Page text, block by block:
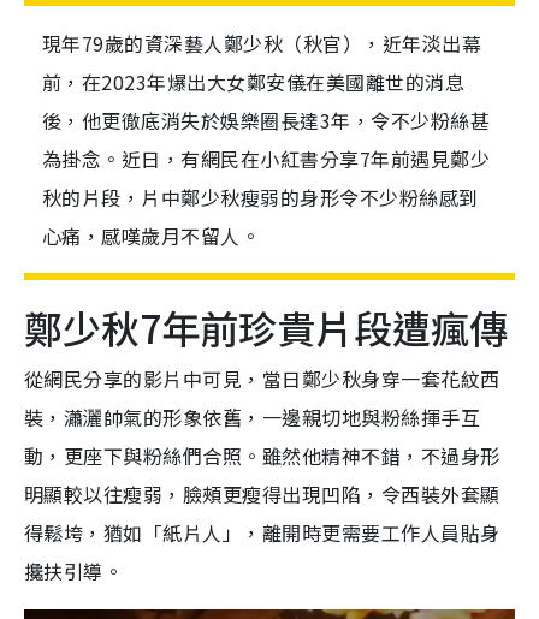
現年79歲的資深藝人鄭少秋（秋官），近年淡出幕
前，在2023年爆出大女鄭安儀在美國離世的消息
後，他更徹底消失於娛樂圈長達3年，令不少粉絲甚
為掛念。近日，有網民在小紅書分享7年前遇見鄭少
秋的片段，片中鄭少秋瘦弱的身形令不少粉絲感到
心痛，感嘆歲月不留人。
鄭少秋7年前珍貴片段遭瘋傳
從網民分享的影片中可見，當日鄭少秋身穿一套花紋西
裝，瀟灑帥氣的形象依舊，一邊親切地與粉絲揮手互
動，更座下與粉絲們合照。雖然他精神不錯，不過身形
明顯較以往瘦弱，臉頰更瘦得出現凹陷，令西裝外套顯
得鬆垮，猶如「紙片人」，離開時更需要工作人員貼身
攙扶引導。